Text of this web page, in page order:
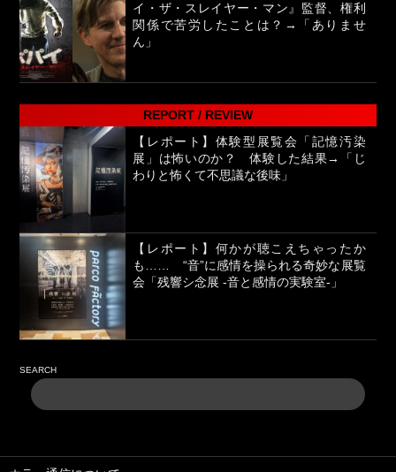
イ・ザ・スレイヤー・マン』監督、権利
関係で苦労したことは？→「ありませ
ん」
REPORT / REVIEW
【レポート】体験型展覧会「記憶汚染
展」は怖いのか？ 体験した結果→「じ
わりと怖くて不思議な後味」
【レポート】何かが聴こえちゃったか
も…… “音”に感情を操られる奇妙な展覧
会「残響シ念展 -⾳と感情の実験室-」
SEARCH